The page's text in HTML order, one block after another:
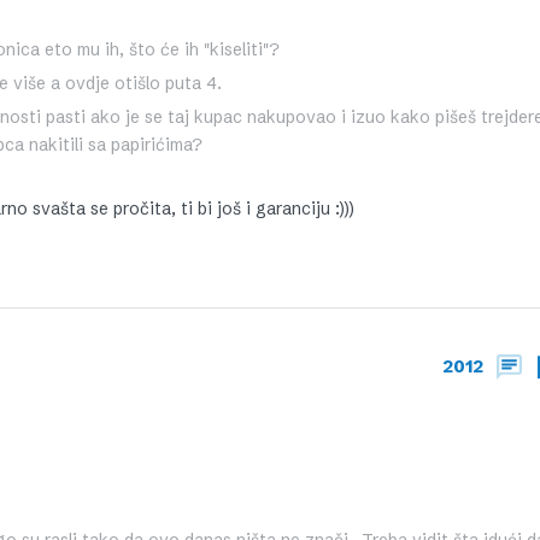
eto mu ih, što će ih "kiseliti"?
više a ovdje otišlo puta 4.
pasti ako je se taj kupac nakupovao i izuo kako pišeš
nakitili sa papirićima?
svašta se pročita, ti bi još i garanciju :)))
2012